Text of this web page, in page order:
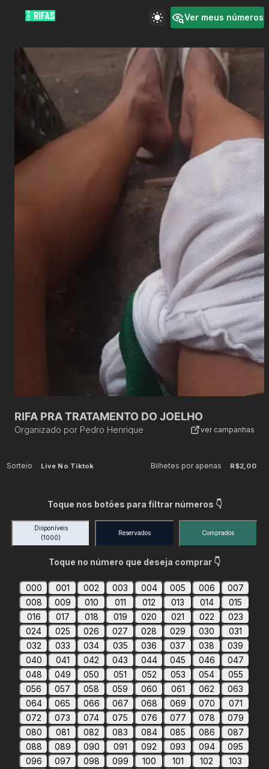
Ver meus números
RIFA PRA TRATAMENTO DO JOELHO
Organizado por Pedro Henrique ver campanhas
Sorteio Live No Tiktok Bilhetes por apenas R$2,00
Toque nos botões para filtrar números 👇
Disponíveis
(1000)
Reservados Comprados
Toque no número que deseja comprar 👇
000 001 002 003 004 005 006
007
008
009 010 011 012 013 014
015
016
017 018 019 020 021 022
023
024
025 026 027 028 029 030
031
032
033 034 035 036 037 038
039
040
041 042 043 044 045 046
047
048
049 050 051 052 053 054
055
056
057 058 059 060 061 062
063
064
065 066 067 068 069 070
071
072
073 074 075 076 077 078
079
080
081 082 083 084 085 086
087
088
089 090 091 092 093 094
095
096
097 098 099 100 101 102
103